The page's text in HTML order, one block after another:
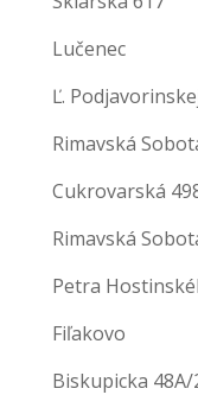
Lučenec
Ľ.
Rimavská
Cukrovarská
Rimavská
Petra
Fiľakovo
Biskupicka 48A/